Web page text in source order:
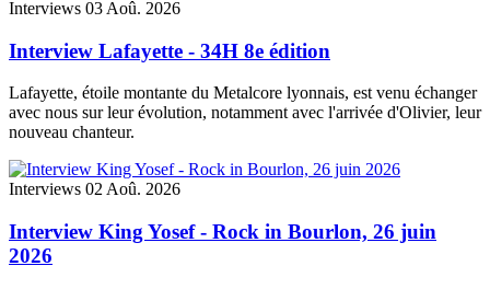
Interviews 03 Aoû. 2026
Interview Lafayette - 34H 8e édition
Lafayette, étoile montante du Metalcore lyonnais, est venu échanger
avec nous sur leur évolution, notamment avec l'arrivée d'Olivier, leur
nouveau chanteur.
Interviews 02 Aoû. 2026
Interview King Yosef - Rock in Bourlon, 26 juin
2026